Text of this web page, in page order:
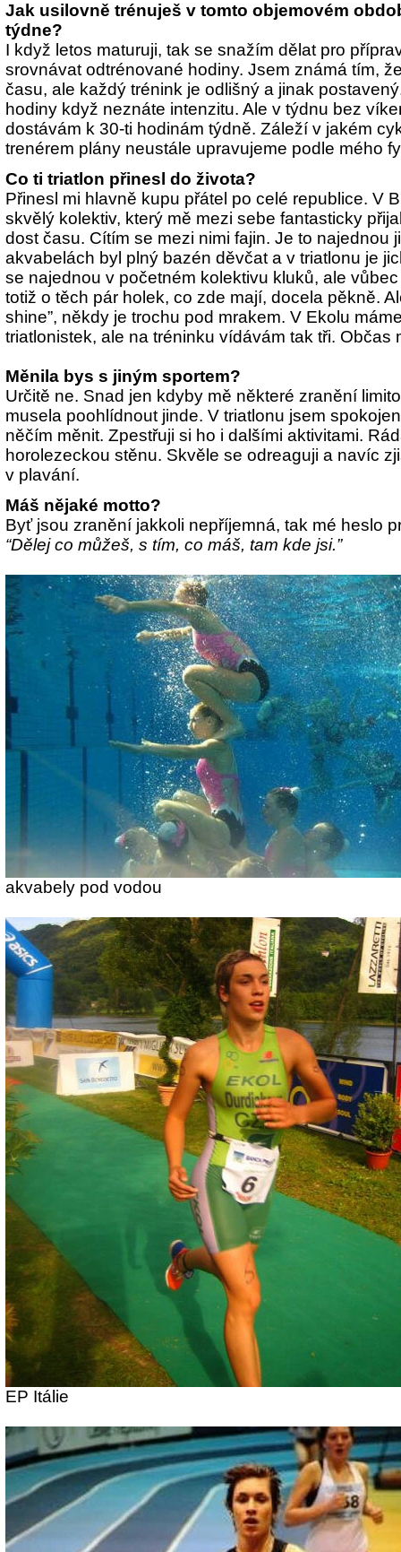
Jak usilovně trénuješ v tomto objemovém
týdne?
I když letos maturuji, tak se snažím dělat pro
srovnávat odtrénované hodiny. Jsem známá tím,
času, ale každý trénink je odlišný a jinak
hodiny když neznáte intenzitu. Ale v týdnu bez
dostávám k 30-ti hodinám týdně. Záleží v jakém
trenérem plány neustále upravujeme podle mého
Co ti triatlon přinesl do života?
Přinesl mi hlavně kupu přátel po celé republice. V
skvělý kolektiv, který mě mezi sebe fantasticky
dost času. Cítím se mezi nimi fajin. Je to najednou
akvabelách byl plný bazén děvčat a v triatlonu je
se najednou v početném kolektivu kluků, ale
totiž o těch pár holek, co zde mají, docela pěkně.
shine”, někdy je trochu pod mrakem. V Ekolu
triatlonistek, ale na tréninku vídávám tak tři. Občas
Měnila bys s jiným sportem?
Určitě ne. Snad jen kdyby mě některé zranění
musela poohlídnout jinde. V triatlonu jsem
něčím měnit. Zpestřuji si ho i dalšími aktivitami.
horolezeckou stěnu. Skvěle se odreaguji a navíc
v plavání.
Máš nějaké motto?
Byť jsou zranění jakkoli nepříjemná, tak mé heslo
“Dělej co můžeš, s tím, co máš, tam kde jsi.”
akvabely pod vodou
EP Itálie